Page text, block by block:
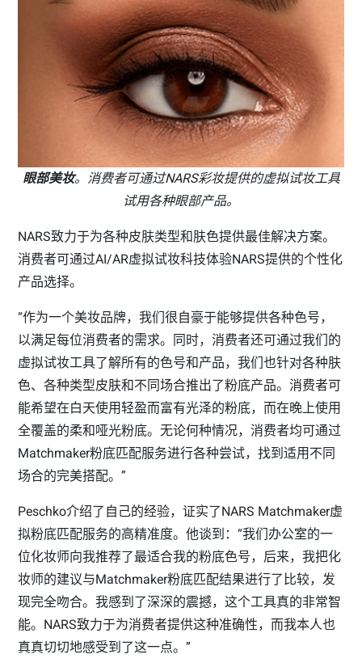
眼部美妆。消费者可通过NARS彩妆提供的虚拟试妆工具
试用各种眼部产品。
NARS致力于为各种皮肤类型和肤色提供最佳解决方案。
消费者可通过AI/AR虚拟试妆科技体验NARS提供的个性化
产品选择。
“作为一个美妆品牌，我们很自豪于能够提供各种色号，
以满足每位消费者的需求。同时，消费者还可通过我们的
虚拟试妆工具了解所有的色号和产品，我们也针对各种肤
色、各种类型皮肤和不同场合推出了粉底产品。消费者可
能希望在白天使用轻盈而富有光泽的粉底，而在晚上使用
全覆盖的柔和哑光粉底。无论何种情况，消费者均可通过
Matchmaker粉底匹配服务进行各种尝试，找到适用不同
场合的完美搭配。”
Peschko介绍了自己的经验，证实了NARS Matchmaker虚
拟粉底匹配服务的高精准度。他谈到：“我们办公室的一
位化妆师向我推荐了最适合我的粉底色号，后来，我把化
妆师的建议与Matchmaker粉底匹配结果进行了比较，发
现完全吻合。我感到了深深的震撼，这个工具真的非常智
能。NARS致力于为消费者提供这种准确性，而我本人也
真真切切地感受到了这一点。”